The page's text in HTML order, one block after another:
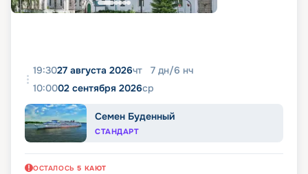
19:3027 августа 2026чт 7 дн/6 нч
10:0002 сентября 2026ср
Семен Буденный
СТАНДАРТ
ОСТАЛОСЬ 5 КАЮТ